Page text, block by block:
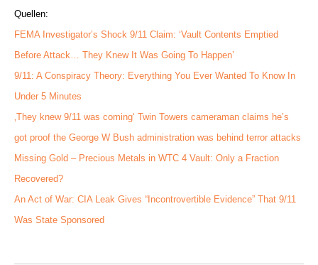
Quellen:
FEMA Investigator’s Shock 9/11 Claim: ‘Vault Contents Emptied
Before Attack… They Knew It Was Going To Happen’
9/11: A Conspiracy Theory: Everything You Ever Wanted To Know In
Under 5 Minutes
‚They knew 9/11 was coming‘ Twin Towers cameraman claims he’s
got proof the George W Bush administration was behind terror attacks
Missing Gold – Precious Metals in WTC 4 Vault: Only a Fraction
Recovered?
An Act of War: CIA Leak Gives “Incontrovertible Evidence” That 9/11
Was State Sponsored